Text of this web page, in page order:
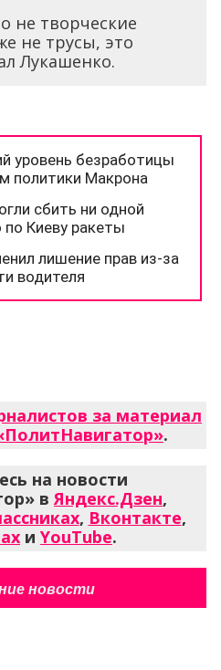
не творческие
не трусы, это
Лукашенко.
за материал
.
на новости
вЯндекс.Дзен,
, Вконтакте,
и YouTube.
новости